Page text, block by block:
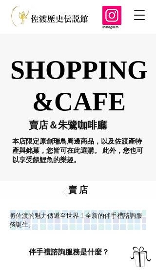
Instagram
SHOPPING
&CAFE
SHOPPING
&CAFE
賣店＆朱鷺咖啡廳
本店限定原創瑞鳥周邊商品，以及佐渡產特
產與銘菓，您皆可在此選購。 此外，您也可
以享受餵鯉魚的樂趣。
賣 店
將佐渡的魅力傳遞至世界！全新的伴手禮諮詢服
務誕生。
伴手禮諮詢服務是什麼？